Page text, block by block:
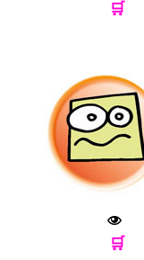
🛒
🛒